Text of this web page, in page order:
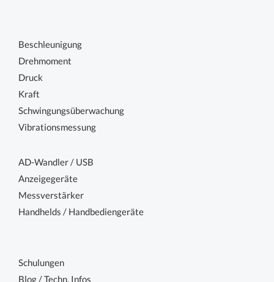
Beschleunigung
Drehmoment
Druck
Kraft
Schwingungsüberwachung
Vibrationsmessung
AD-Wandler / USB
Anzeigegeräte
Messverstärker
Handhelds / Handbediengeräte
Schulungen
Blog / Techn. Infos